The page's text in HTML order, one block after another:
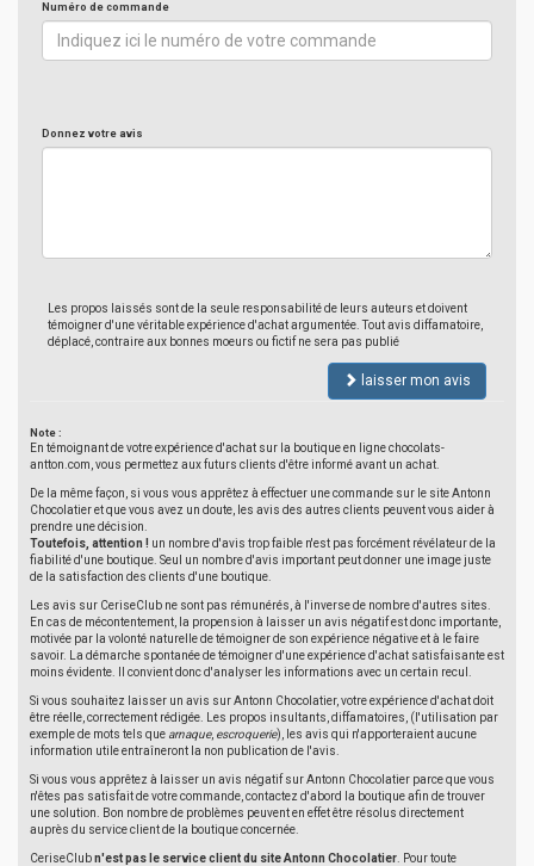
Numéro de commande
Donnez votre avis
Les propos laissés sont de la seule responsabilité de leurs auteurs et doivent
témoigner d'une véritable expérience d'achat argumentée. Tout avis diffamatoire,
déplacé, contraire aux bonnes moeurs ou fictif ne sera pas publié
laisser mon avis
Note :
En témoignant de votre expérience d'achat sur la boutique en ligne chocolats-
antton.com, vous permettez aux futurs clients d'être informé avant un achat.
De la même façon, si vous vous apprêtez à effectuer une commande sur le site Antonn
Chocolatier et que vous avez un doute, les avis des autres clients peuvent vous aider à
prendre une décision.
Toutefois, attention ! un nombre d'avis trop faible n'est pas forcément révélateur de la
fiabilité d'une boutique. Seul un nombre d'avis important peut donner une image juste
de la satisfaction des clients d'une boutique.
Les avis sur CeriseClub ne sont pas rémunérés, à l'inverse de nombre d'autres sites.
En cas de mécontentement, la propension à laisser un avis négatif est donc importante,
motivée par la volonté naturelle de témoigner de son expérience négative et à le faire
savoir. La démarche spontanée de témoigner d'une expérience d'achat satisfaisante est
moins évidente. Il convient donc d'analyser les informations avec un certain recul.
Si vous souhaitez laisser un avis sur Antonn Chocolatier, votre expérience d'achat doit
être réelle, correctement rédigée. Les propos insultants, diffamatoires, (l'utilisation par
exemple de mots tels que arnaque, escroquerie), les avis qui n'apporteraient aucune
information utile entraîneront la non publication de l'avis.
Si vous vous apprêtez à laisser un avis négatif sur Antonn Chocolatier parce que vous
n'êtes pas satisfait de votre commande, contactez d'abord la boutique afin de trouver
une solution. Bon nombre de problèmes peuvent en effet être résolus directement
auprès du service client de la boutique concernée.
CeriseClubn'est pas le service client du site Antonn Chocolatier . Pour toute